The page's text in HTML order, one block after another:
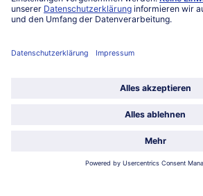
Unternehmen